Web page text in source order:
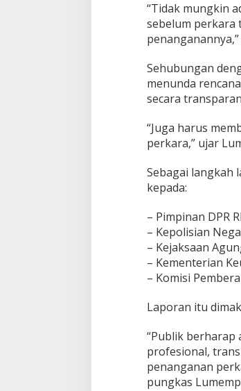
“Tidak mungkin
sebelum perkara
Sehubungan
menunda
secara
“Juga harus
perkara,” ujar
Sebagai langkah
kepada:
– Pimpinan DPR
– Kepolisian
– Kejaksaan
– Kementerian
– Komisi
Laporan itu
“Publik berharap
profesional,
penanganan
pungkas